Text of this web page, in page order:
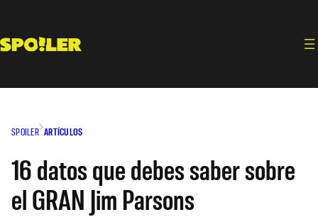
contenido
SPOILER ARTÍCULOS
16 datos que debes saber sobre
el GRAN Jim Parsons